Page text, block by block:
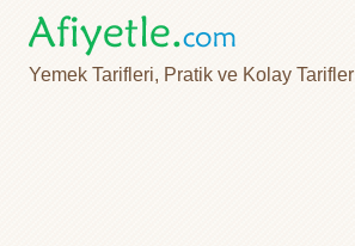
Yemek Tarifleri, Pratik ve Kolay Tarifler